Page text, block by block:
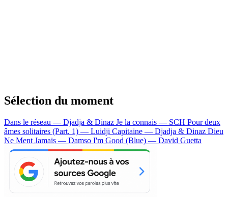
Sélection du moment
Dans le réseau — Djadja & Dinaz Je la connais — SCH Pour deux
âmes solitaires (Part. 1) — Luidji Capitaine — Djadja & Dinaz Dieu
Ne Ment Jamais — Damso I'm Good (Blue) — David Guetta